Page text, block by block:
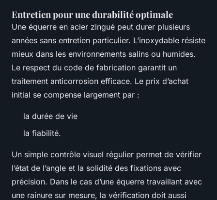
Entretien pour une durabilité optimale
Une équerre en acier zingué peut durer plusieurs
années sans entretien particulier. L’inoxydable résiste
mieux dans les environnements salins ou humides.
Le respect du code de fabrication garantit un
traitement anticorrosion efficace. Le prix d’achat
initial se compense largement par :
la durée de vie
la fiabilité.
Un simple contrôle visuel régulier permet de vérifier
l’état de l’angle et la solidité des fixations avec
précision. Dans le cas d’une équerre travaillant avec
une rainure sur mesure, la vérification doit aussi